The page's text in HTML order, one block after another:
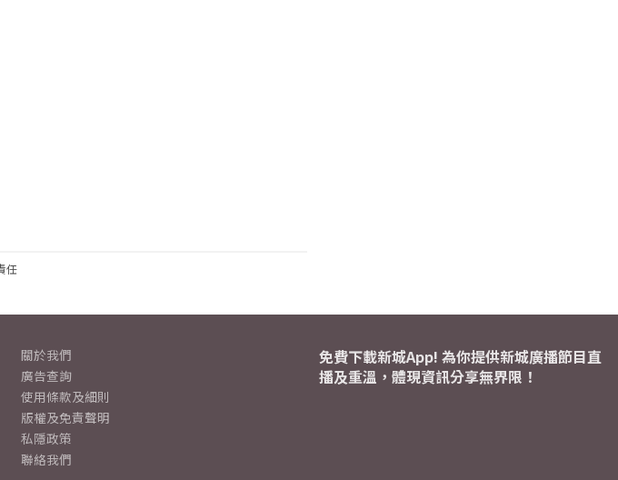
任
關於我們
廣告查詢
使用條款及細則
版權及免責聲明
私隱政策
聯絡我們
免費下載新城App! 為你提供新城廣播節目直
播及重溫，體現資訊分享無界限！